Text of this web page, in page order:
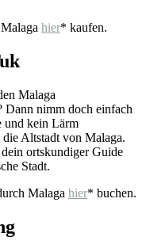
hier* kaufen.
Malaga
Dann nimm doch einfach
und kein Lärm
Altstadt von Malaga.
ortskundiger Guide
Stadt.
Malaga hier* buchen.